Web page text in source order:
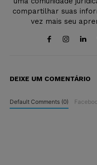
compartilhar suas
vez mais seu
DEIXE UM COMENTÁRIO
Default Comments (0)